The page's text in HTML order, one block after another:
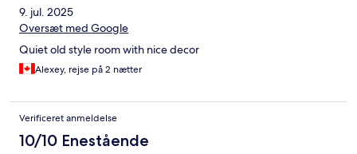
9. jul. 2025
Oversæt med Google
Quiet old style room with nice decor
Alexey, rejse på 2 nætter
Verificeret anmeldelse
10/10 Enestående